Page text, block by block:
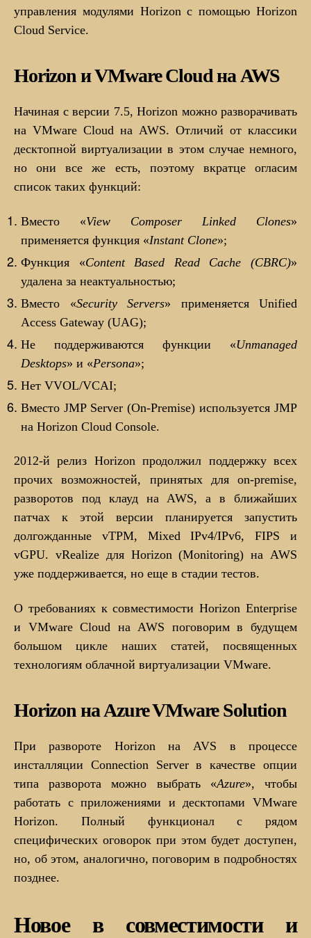
управления модулями Horizon с помощью Horizon
Cloud Service.
Horizon и VMware Cloud на AWS
Начиная с версии 7.5, Horizon можно разворачивать
на VMware Cloud на AWS. Отличий от классики
десктопной виртуализации в этом случае немного,
но они все же есть, поэтому вкратце огласим
список таких функций:
Вместо «View Composer Linked Clones»
применяется функция «Instant Clone»;
Функция «Content Based Read Cache (CBRC)»
удалена за неактуальностью;
Вместо «Security Servers» применяется Unified
Access Gateway (UAG);
Не поддерживаются функции «Unmanaged
Desktops» и «Persona»;
Нет VVOL/VCAI;
Вместо JMP Server (On-Premise) используется JMP
на Horizon Cloud Console.
2012-й релиз Horizon продолжил поддержку всех
прочих возможностей, принятых для on-premise,
разворотов под клауд на AWS, а в ближайших
патчах к этой версии планируется запустить
долгожданные vTPM, Mixed IPv4/IPv6, FIPS и
vGPU. vRealize для Horizon (Monitoring) на AWS
уже поддерживается, но еще в стадии тестов.
О требованиях к совместимости Horizon Enterprise
и VMware Cloud на AWS поговорим в будущем
большом цикле наших статей, посвященных
технологиям облачной виртуализации VMware.
Horizon на Azure VMware Solution
При развороте Horizon на AVS в процессе
инсталляции Connection Server в качестве опции
типа разворота можно выбрать «Azure», чтобы
работать с приложениями и десктопами VMware
Horizon. Полный функционал с рядом
специфических оговорок при этом будет доступен,
но, об этом, аналогично, поговорим в подробностях
позднее.
Новое в совместимости и